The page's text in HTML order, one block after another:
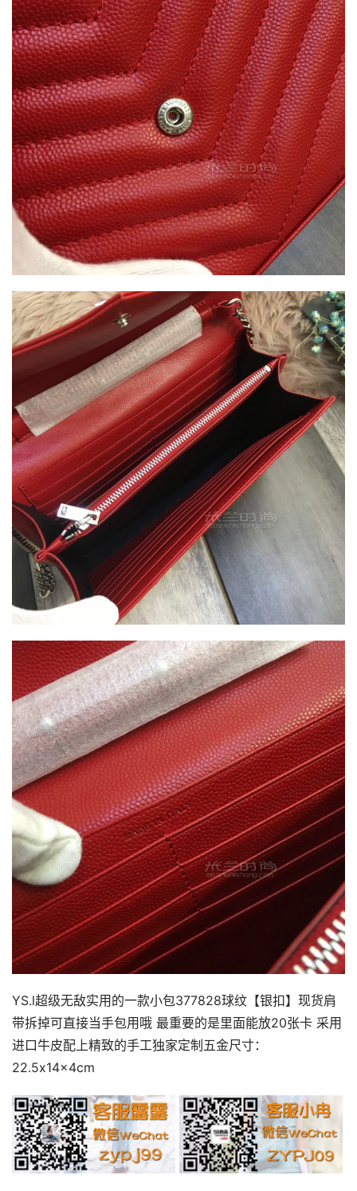
YS.l超级无敌实用的一款小包377828球纹【银扣】现货肩
带拆掉可直接当手包用哦 最重要的是里面能放20张卡 采用
进口牛皮配上精致的手工独家定制五金尺寸：
22.5x14x4cm